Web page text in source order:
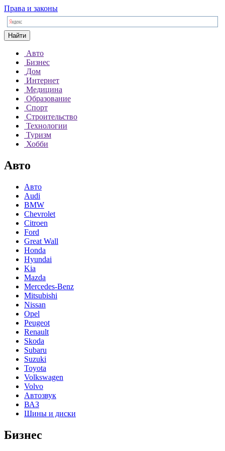
Права и законы
Найти
Авто
Бизнес
Дом
Интернет
Медицина
Образование
Спорт
Строительство
Технологии
Туризм
Хобби
Авто
Авто
Audi
BMW
Chevrolet
Citroen
Ford
Great Wall
Honda
Hyundai
Kia
Mazda
Mercedes-Benz
Mitsubishi
Nissan
Opel
Peugeot
Renault
Skoda
Subaru
Suzuki
Toyota
Volkswagen
Volvo
Автозвук
ВАЗ
Шины и диски
Бизнес